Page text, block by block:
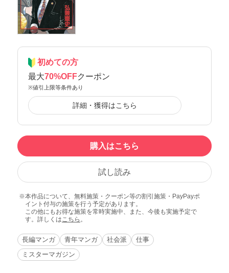
初めての方
最大70%OFFクーポン
※値引上限等条件あり
詳細・獲得はこちら
購入はこちら
試し読み
本作品について、無料施策・クーポン等の割引施策・PayPayポ
イント付与の施策を行う予定があります。
この他にもお得な施策を常時実施中、また、今後も実施予定で
す。詳しくはこちら 。
長編マンガ 青年マンガ 社会派
仕事
ミスターマガジン